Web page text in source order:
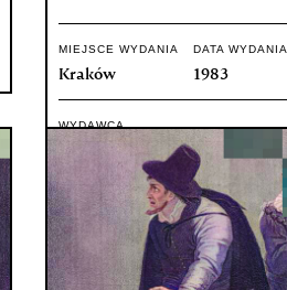
MIEJSCE WYDANIA
Kraków
DATA WYDANIA
1983
WYDAWCA
Wydawnictwo Literackie